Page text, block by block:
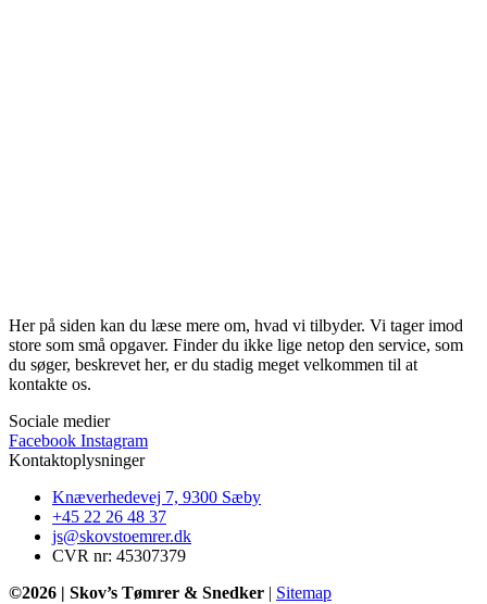
Her på siden kan du læse mere om, hvad vi tilbyder. Vi tager imod
store som små opgaver. Finder du ikke lige netop den service, som
du søger, beskrevet her, er du stadig meget velkommen til at
kontakte os.
Sociale medier
Facebook Instagram
Kontaktoplysninger​
Knæverhedevej 7, 9300 Sæby
+45 22 26 48 37
js@skovstoemrer.dk
CVR nr: 45307379
©2026 | Skov’s Tømrer & Snedker | Sitemap